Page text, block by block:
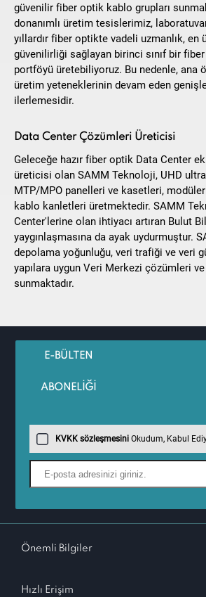
güvenilir fiber optik kablo grupları
donanımlı üretim tesislerimiz,
yıllardır fiber optikte vadeli uzmanlık, en
güvenilirliği sağlayan birinci sınıf bir
portföyü üretebiliyoruz. Bu nedenle, ana
üretim yeteneklerinin devam eden
ilerlemesidir.
Data Center Çözümleri Üreticisi
Geleceğe hazır fiber optik Data Center
üreticisi olan SAMM Teknoloji, UHD
MTP/MPO panelleri ve kasetleri,
kablo kanletleri üretmektedir. SAMM
Center'lerine olan ihtiyacı artıran Bulut
yaygınlaşmasına da ayak uydurmuştur.
depolama yoğunluğu, veri trafiği ve veri
yapılara uygun Veri Merkezi çözümleri
sunmaktadır.
E-BÜLTEN
ABONELİĞİ
KVKK sözleşmesini Okudum, Kabul
Önemli Bilgiler
Hızlı Erişim